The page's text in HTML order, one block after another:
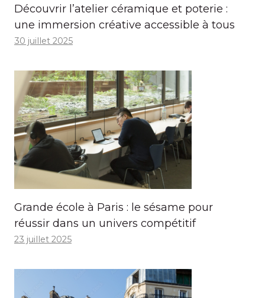
Découvrir l’atelier céramique et poterie :
une immersion créative accessible à tous
30 juillet 2025
Grande école à Paris : le sésame pour
réussir dans un univers compétitif
23 juillet 2025